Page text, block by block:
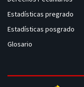
Estadísticas pregrado
Estadísticas posgrado
Glosario